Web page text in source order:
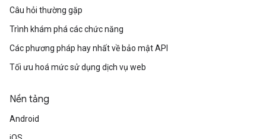
Câu hỏi thường gặp
Trình khám phá các chức năng
Các phương pháp hay nhất về bảo mật API
Tối ưu hoá mức sử dụng dịch vụ web
Nền tảng
Android